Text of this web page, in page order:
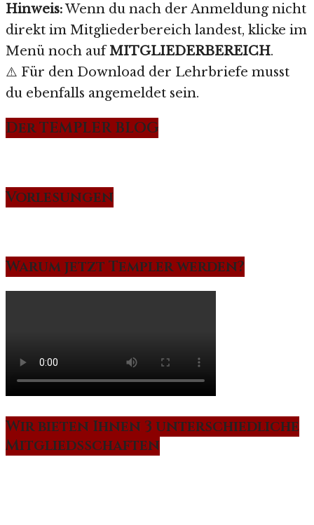
Hinweis:Wenn du nach der Anmeldung nicht
direkt im Mitgliederbereich landest, klicke im
Menü noch aufMITGLIEDERBEREICH.
⚠️ Für den Download der Lehrbriefe musst
du ebenfalls angemeldet sein.
Der TEMPLER BLOG
Vorlesungen
Warum jetzt Templer werden?
Wir bieten Ihnen 3 unterschiedliche
Mitgliedsschaften